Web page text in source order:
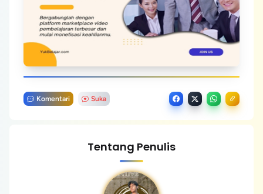
Komentari Suka
Tentang Penulis